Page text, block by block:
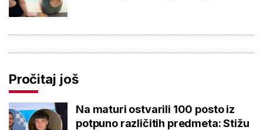
Pročitaj još
Na maturi ostvarili 100 posto iz
potpuno različitih predmeta: Stižu